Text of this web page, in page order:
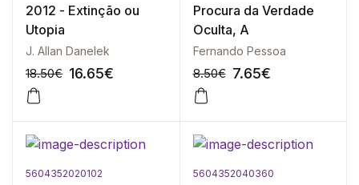
2012 - Extinção ou
Utopia
J. Allan Danelek
18.50€ 16.65€
Procura da Verdade
Oculta, A
Fernando Pessoa
8.50€ 7.65€
5604352020102 5604352040360